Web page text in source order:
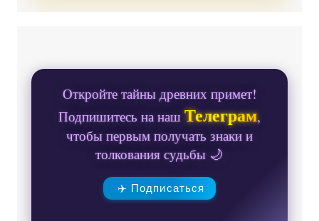
Откройте тайны древних примет!
Подпишитесь на нашТелеграм,
чтобы первым получать знаки и
толкования судьбы 🌙
✈️ Подписаться